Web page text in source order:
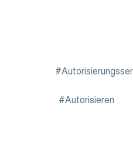
Autorisieren